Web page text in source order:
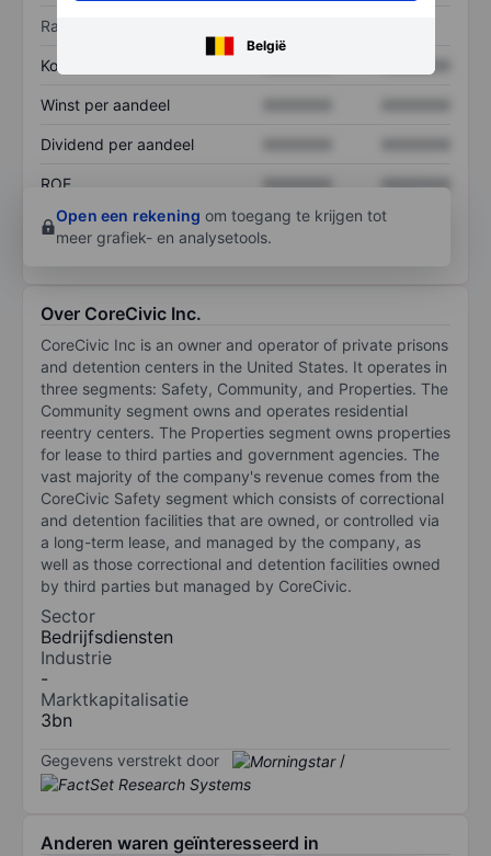
België
Ratio's
Koers/omzetratio
Winst per aandeel
Dividend per aandeel
ROE XXXXXXX
XXXXXXX
Open een rekening om toegang te krijgen tot
meer grafiek- en analysetools.
Over CoreCivic Inc.
CoreCivic Inc is an owner and operator of private prisons
and detention centers in the United States. It operates in
three segments: Safety, Community, and Properties. The
Community segment owns and operates residential
reentry centers. The Properties segment owns properties
for lease to third parties and government agencies. The
vast majority of the company's revenue comes from the
CoreCivic Safety segment which consists of correctional
and detention facilities that are owned, or controlled via
a long-term lease, and managed by the company, as
well as those correctional and detention facilities owned
by third parties but managed by CoreCivic.
Sector
Bedrijfsdiensten
Industrie
-
Marktkapitalisatie
3bn
Gegevens verstrekt door /
Anderen waren geïnteresseerd in